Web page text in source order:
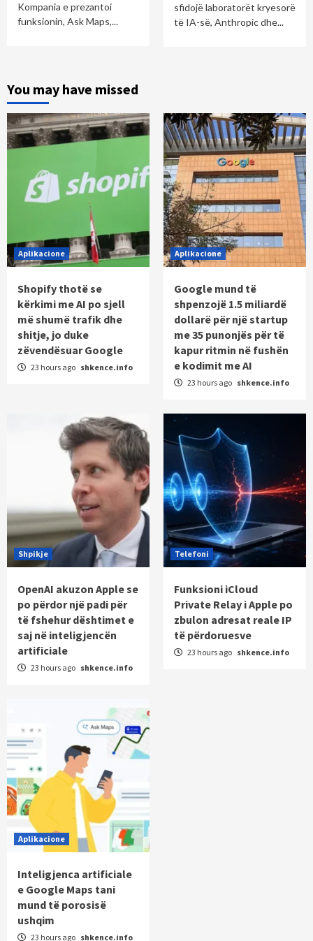
Kompania e prezantoi
funksionin, Ask Maps,...
sfidojë laboratorët kryesorë
të IA-së, Anthropic dhe...
You may have missed
Aplikacione
Shopify thotë se
kërkimi me AI po sjell
më shumë trafik dhe
shitje, jo duke
zëvendësuar Google
23 hours ago shkence.info
Aplikacione
Google mund të
shpenzojë 1.5 miliardë
dollarë për një startup
me 35 punonjës për të
kapur ritmin në fushën
e kodimit me AI
23 hours ago shkence.info
Shpikje
OpenAI akuzon Apple se
po përdor një padi për
të fshehur dështimet e
saj në inteligjencën
artificiale
23 hours ago shkence.info
Telefoni
Funksioni iCloud
Private Relay i Apple po
zbulon adresat reale IP
të përdoruesve
23 hours ago shkence.info
Aplikacione
Inteligjenca artificiale
e Google Maps tani
mund të porosisë
ushqim
23 hours ago shkence.info